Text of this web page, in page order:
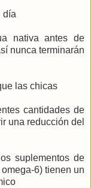
día
nativa antes de
nunca terminarán
las chicas
cantidades de
una reducción del
suplementos de
6) tienen un